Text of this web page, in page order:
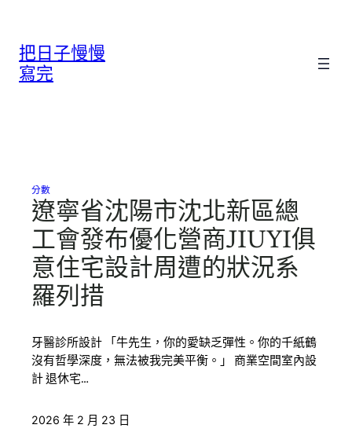
把日子慢慢
寫完
分數
遼寧省沈陽市沈北新區總
工會發布優化營商JIUYI俱
意住宅設計周遭的狀況系
羅列措
牙醫診所設計 「牛先生，你的愛缺乏彈性。你的千紙鶴
沒有哲學深度，無法被我完美平衡。」 商業空間室內設
計 退休宅…
2026 年 2 月 23 日